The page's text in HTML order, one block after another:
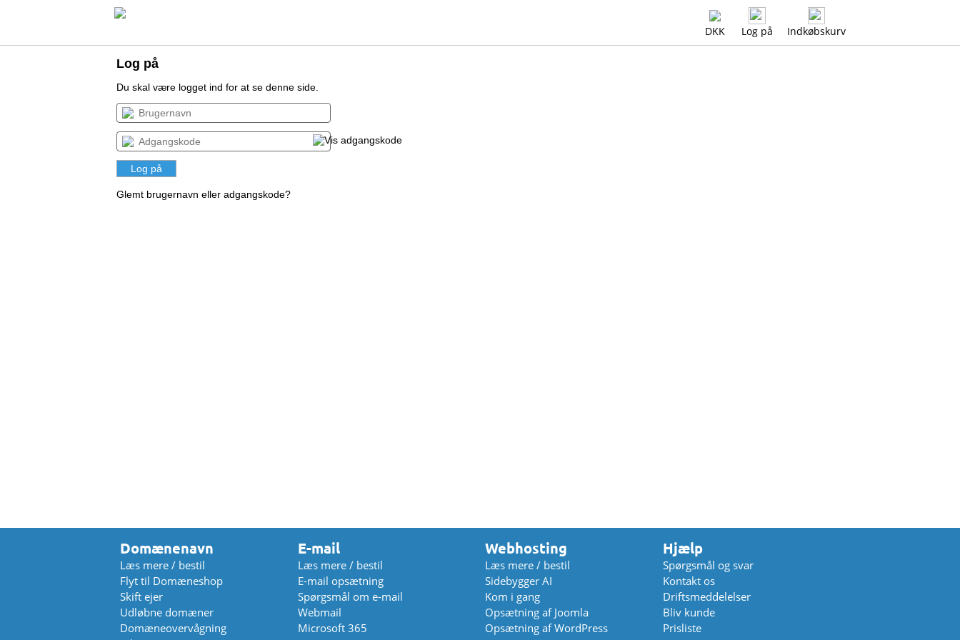
DKK Log på Indkøbskurv
Log på
Du skal være logget ind for at se denne side.
Glemt brugernavn eller adgangskode?
Domænenavn
Læs mere / bestil
Flyt til Domæneshop
Skift ejer
Udløbne domæner
Domæneovervågning
E-mail
Læs mere / bestil
E-mail opsætning
Spørgsmål om e-mail
Webmail
Microsoft 365
Webhosting
Læs mere / bestil
Sidebygger AI
Kom i gang
Opsætning af Joomla
Opsætning af WordPress
Hjælp
Spørgsmål og svar
Kontakt os
Driftsmeddelelser
Bliv kunde
Prisliste